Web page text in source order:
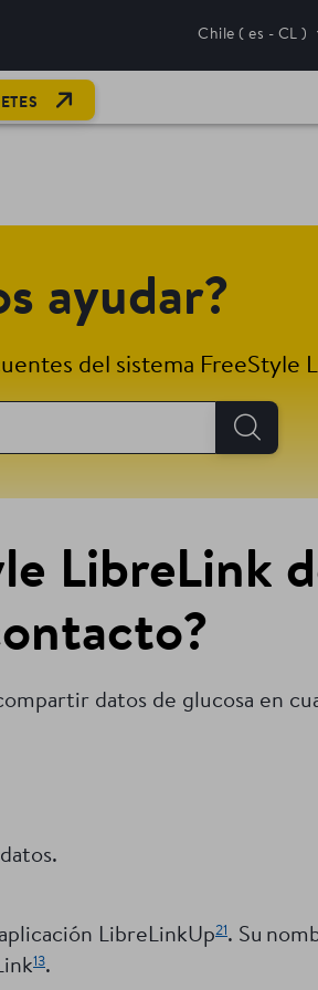
Chile ( es - CL )
ayudar?
del sistema FreeStyle
LibreLink
datos de glucosa en
LibreLinkUp21 . Su
13.